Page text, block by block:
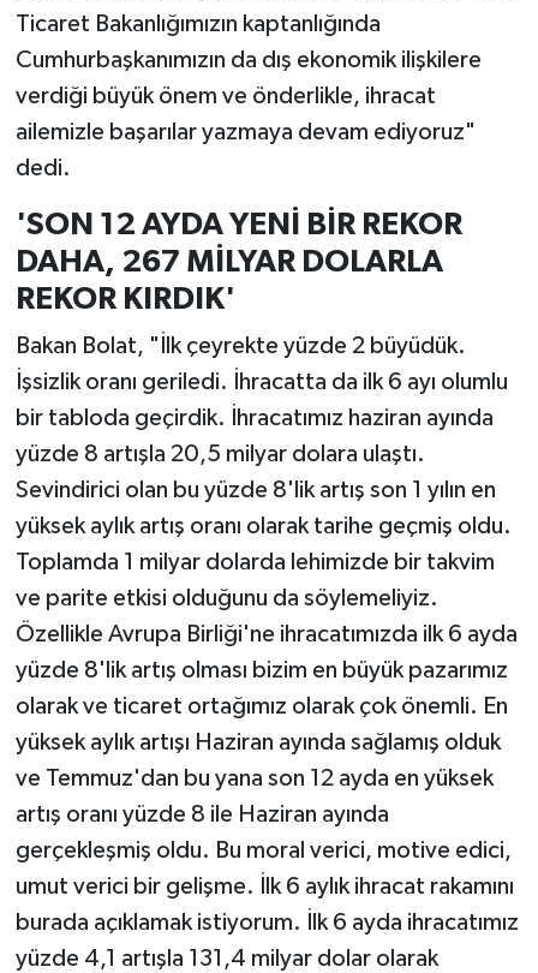
Ticaret Bakanlığımızın kaptanlığında
Cumhurbaşkanımızın da dış ekonomik ilişkilere
verdiği büyük önem ve önderlikle, ihracat
ailemizle başarılar yazmaya devam ediyoruz"
dedi.
'SON 12 AYDA YENİ BİR REKOR
DAHA, 267 MİLYAR DOLARLA
REKOR KIRDIK'
Bakan Bolat, "İlk çeyrekte yüzde 2 büyüdük.
İşsizlik oranı geriledi. İhracatta da ilk 6 ayı olumlu
bir tabloda geçirdik. İhracatımız haziran ayında
yüzde 8 artışla 20,5 milyar dolara ulaştı.
Sevindirici olan bu yüzde 8'lik artış son 1 yılın en
yüksek aylık artış oranı olarak tarihe geçmiş oldu.
Toplamda 1 milyar dolarda lehimizde bir takvim
ve parite etkisi olduğunu da söylemeliyiz.
Özellikle Avrupa Birliği'ne ihracatımızda ilk 6 ayda
yüzde 8'lik artış olması bizim en büyük pazarımız
olarak ve ticaret ortağımız olarak çok önemli. En
yüksek aylık artışı Haziran ayında sağlamış olduk
ve Temmuz'dan bu yana son 12 ayda en yüksek
artış oranı yüzde 8 ile Haziran ayında
gerçekleşmiş oldu. Bu moral verici, motive edici,
umut verici bir gelişme. İlk 6 aylık ihracat rakamını
burada açıklamak istiyorum. İlk 6 ayda ihracatımız
yüzde 4,1 artışla 131,4 milyar dolar olarak